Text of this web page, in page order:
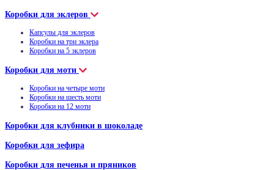
Коробки для эклеров
Капсулы для эклеров
Коробки на три эклера
Коробки на 5 эклеров
Коробки для моти
Коробки на четыре моти
Коробки на шесть моти
Коробки на 12 моти
Коробки для клубники в шоколаде
Коробки для зефира
Коробки для печенья и пряников